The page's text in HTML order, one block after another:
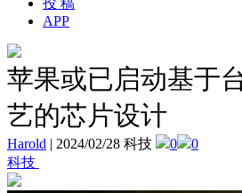
投 稿
APP
苹果或已启动基于
艺的芯片设计
Harold | 2024/02/28 科技 0
0
科技